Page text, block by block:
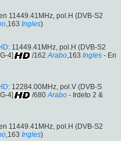
11449.41MHz, pol.H (DVB-S2
,163 Ingles)
: 11449.41MHz, pol.H (DVB-S2
4]
/162 Arabo,163 Ingles - En
: 12284.00MHz, pol.V (DVB-S
4]
/680 Arabo - Irdeto 2 &
11449.41MHz, pol.H (DVB-S2
,163 Ingles)